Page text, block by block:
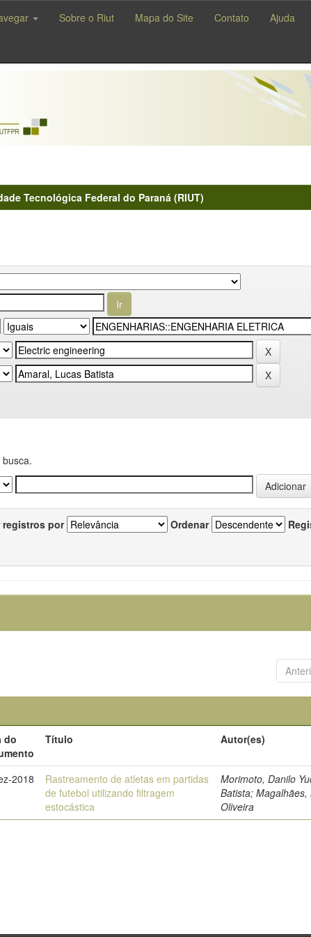
Sobre o Riut Mapa do Site Contato Ajuda
Tecnológica Federal do Paraná (RIUT)
registros por Ordenar
do
Título Autor(es)
2018
Rastreamento de atletas em partidas
de futebol utilizando filtragem
estocástica
Morimoto, Danilo
Batista;
Oliveira